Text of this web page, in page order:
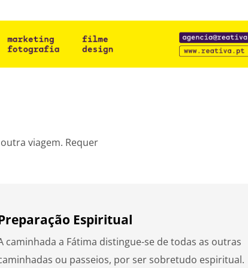
viagem. Requer
Espiritual
caminhada a Fátima distingue-se de todas as outras
ou passeios, por ser sobretudo espiritual.